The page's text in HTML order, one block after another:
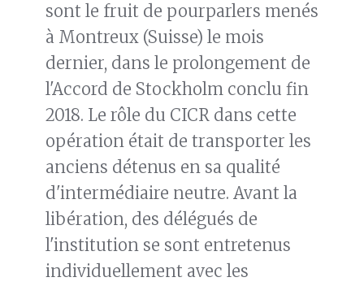
sont le fruit de pourparlers menés
à Montreux (Suisse) le mois
dernier, dans le prolongement de
l'Accord de Stockholm conclu fin
2018. Le rôle du CICR dans cette
opération était de transporter les
anciens détenus en sa qualité
d'intermédiaire neutre. Avant la
libération, des délégués de
l'institution se sont entretenus
individuellement avec les